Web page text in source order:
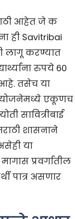
आहेत जे क
ही Savitribai
लागू करण्यात
रुपये 60
तसेच या
योजनेमध्ये एकूणच
सावित्रीबाई
शासनाने
या
प्रवर्गातील
पात्र असणार